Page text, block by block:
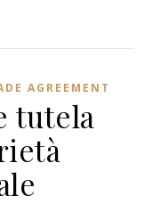
AGREEMENT
tutela